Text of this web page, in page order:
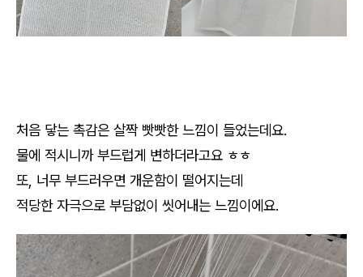
처음 닿는 촉감은 살짝 빳빳한 느낌이 들었는데요.
물에 적시니까 부드럽게 변하더라고요 ㅎㅎ
또, 너무 부드러우면 개운함이 떨어지는데
적당한 자극으로 부담없이 씻어내는 느낌이에요.